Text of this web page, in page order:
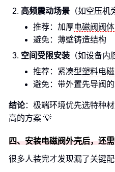
高频震动场景 （如空压机
推荐：加厚电磁阀阀体
避免：薄壁铸造结构
空间受限安装 （如设备内
推荐：紧凑型塑料电
避免：带外置先导阀
结论：极端环境优先选特种
高的方案 💡
四、安装电磁阀外壳后，还需
很多人装完才发现漏了关键配